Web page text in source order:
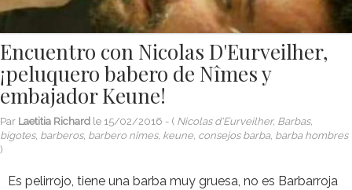
Encuentro con Nicolas D'Eurveilher,
¡peluquero babero de Nîmes y
embajador Keune!
Par Laetitia Richard le 15/02/2016 - ( Nicolas d'Eurveilher, Barbas,
bigotes, barberos, barbero nîmes, keune, consejos barba, barba hombres
)
Es pelirrojo, tiene una barba muy gruesa, no es Barbarroja